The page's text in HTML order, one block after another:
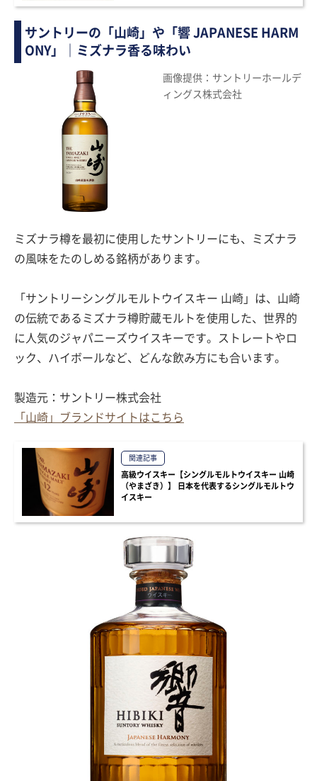
サントリーの「山崎」や「響 JAPANESE HARM
ONY」｜ミズナラ香る味わい
画像提供：サントリーホールデ
ィングス株式会社
ミズナラ樽を最初に使用したサントリーにも、ミズナラ
の風味をたのしめる銘柄があります。
「サントリーシングルモルトウイスキー 山崎」は、山崎
の伝統であるミズナラ樽貯蔵モルトを使用した、世界的
に人気のジャパニーズウイスキーです。ストレートやロ
ック、ハイボールなど、どんな飲み方にも合います。
製造元：サントリー株式会社
「山崎」ブランドサイトはこちら
関連記事
高級ウイスキー【シングルモルトウイスキー 山崎
（やまざき）】 日本を代表するシングルモルトウ
イスキー